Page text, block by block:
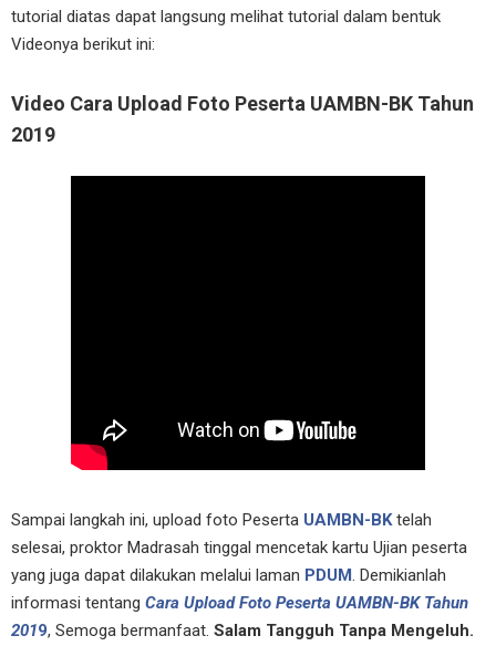
tutorial diatas dapat langsung melihat tutorial dalam bentuk
Videonya berikut ini:
Video Cara Upload Foto Peserta UAMBN-BK Tahun
2019
Sampai langkah ini, upload foto Peserta UAMBN-BKtelah
selesai, proktor Madrasah tinggal mencetak kartu Ujian peserta
yang juga dapat dilakukan melalui laman PDUM. Demikianlah
informasi tentang Cara Upload Foto Peserta UAMBN-BK Tahun
2019, Semoga bermanfaat. Salam Tangguh Tanpa Mengeluh.